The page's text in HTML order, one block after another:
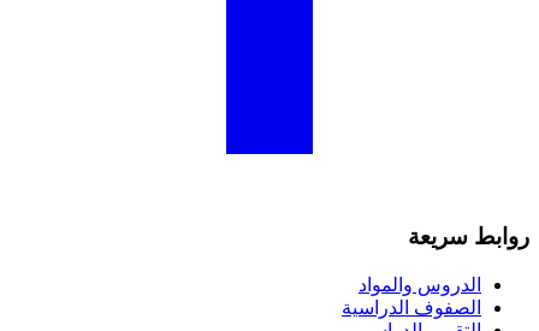
روابط سريعة
الدروس والمواد
الصفوف الدراسية